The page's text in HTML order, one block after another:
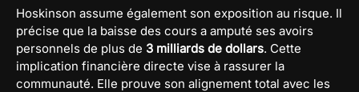
Hoskinson assume également son exposition au risque. Il
précise que la baisse des cours a amputé ses avoirs
personnels de plus de 3 milliards de dollars. Cette
implication financière directe vise à rassurer la
communauté. Elle prouve son alignement total avec les